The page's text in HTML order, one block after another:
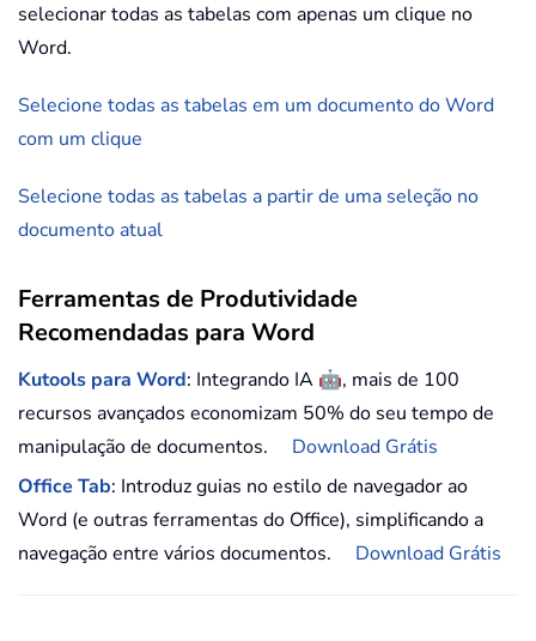
selecionar todas as tabelas com apenas um clique no
Word.
Selecione todas as tabelas em um documento do Word
com um clique
Selecione todas as tabelas a partir de uma seleção no
documento atual
Ferramentas de Produtividade
Recomendadas para Word
Kutools para Word: Integrando IA 🤖, mais de 100
recursos avançados economizam 50% do seu tempo de
manipulação de documentos.
Download Grátis
Office Tab: Introduz guias no estilo de navegador ao
Word (e outras ferramentas do Office), simplificando a
navegação entre vários documentos.
Download Grátis